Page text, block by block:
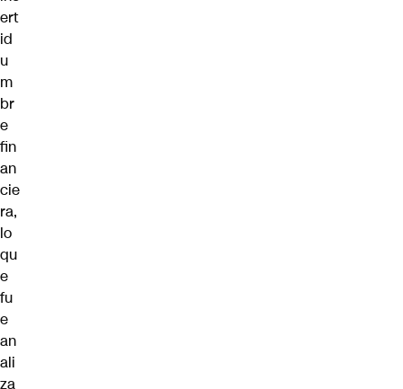
ert
id
u
m
br
e
fin
an
cie
ra,
lo
qu
e
fu
e
an
ali
za